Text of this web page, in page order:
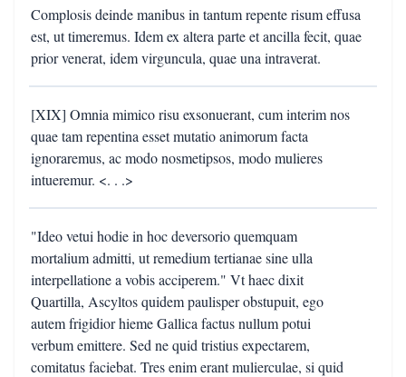
Complosis deinde manibus in tantum repente risum effusa
est, ut timeremus. Idem ex altera parte et ancilla fecit, quae
prior venerat, idem virguncula, quae una intraverat.
[XIX] Omnia mimico risu exsonuerant, cum interim nos
quae tam repentina esset mutatio animorum facta
ignoraremus, ac modo nosmetipsos, modo mulieres
intueremur. <. . .>
"Ideo vetui hodie in hoc deversorio quemquam
mortalium admitti, ut remedium tertianae sine ulla
interpellatione a vobis acciperem." Vt haec dixit
Quartilla, Ascyltos quidem paulisper obstupuit, ego
autem frigidior hieme Gallica factus nullum potui
verbum emittere. Sed ne quid tristius expectarem,
comitatus faciebat. Tres enim erant mulierculae, si quid